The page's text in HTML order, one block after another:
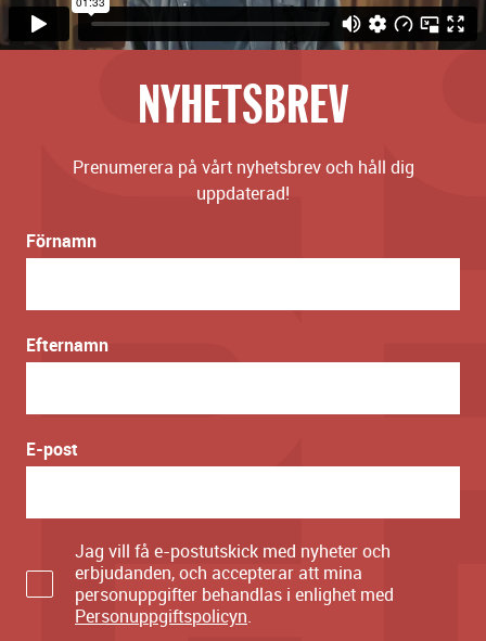
NYHETSBREV
Prenumerera på vårt nyhetsbrev och håll dig
uppdaterad!
Förnamn
Efternamn
E-post
Jag vill få e-postutskick med nyheter och
erbjudanden, och accepterar att mina
personuppgifter behandlas i enlighet med
Personuppgiftspolicyn.